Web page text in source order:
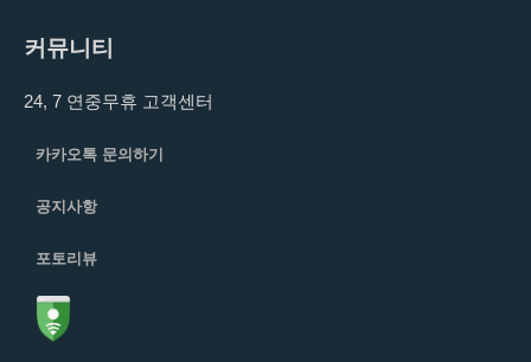
커뮤니티
24, 7 연중무휴 고객센터
카카오톡 문의하기
공지사항
포토리뷰